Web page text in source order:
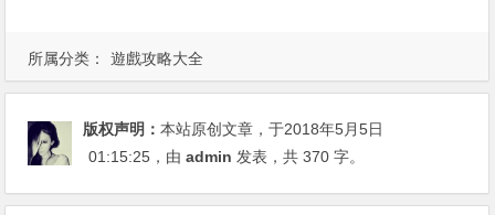
所属分类： 遊戲攻略大全
版权声明：本站原创文章，于2018年5月5日
01:15:25 ，由admin 发表，共 370 字。